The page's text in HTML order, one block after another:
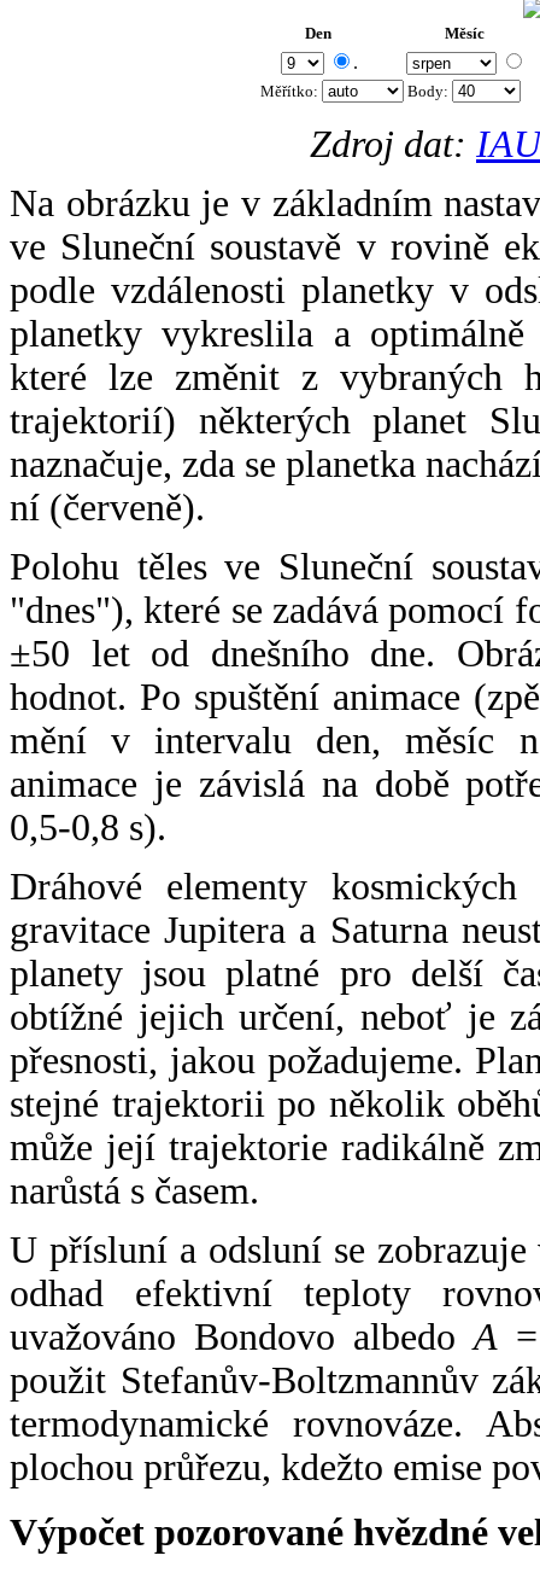
Den Měsíc
.
Měřítko: Body:
Zdroj dat:
Na obrázku je v základním
ve Sluneční soustavě v rovině
podle vzdálenosti planetky v
planetky vykreslila a
které lze změnit z vybraných
trajektorií) některých planet
naznačuje, zda se planetka
ní (červeně).
Polohu těles ve Sluneční
"dnes"), které se zadává pomocí
±50 let od dnešního dne.
hodnot. Po spuštění animace
mění v intervalu den, měsíc
animace je závislá na době
0,5-0,8 s).
Dráhové elementy
gravitace Jupitera a Saturna
planety jsou platné pro delší
obtížné jejich určení, neboť je
přesnosti, jakou požadujeme.
stejné trajektorii po několik
může její trajektorie radikálně
narůstá s časem.
U přísluní a odsluní se
odhad efektivní teploty
uvažováno Bondovo albedoA
použit Stefanův-Boltzmannův
termodynamické rovnováze.
plochou průřezu, kdežto emise
Výpočet pozorované hvězdné